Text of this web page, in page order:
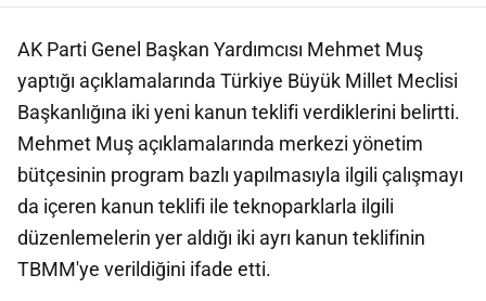
AK Parti Genel Başkan Yardımcısı Mehmet Muş
yaptığı açıklamalarında Türkiye Büyük Millet Meclisi
Başkanlığına iki yeni kanun teklifi verdiklerini belirtti.
Mehmet Muş açıklamalarında merkezi yönetim
bütçesinin program bazlı yapılmasıyla ilgili çalışmayı
da içeren kanun teklifi ile teknoparklarla ilgili
düzenlemelerin yer aldığı iki ayrı kanun teklifinin
TBMM'ye verildiğini ifade etti.